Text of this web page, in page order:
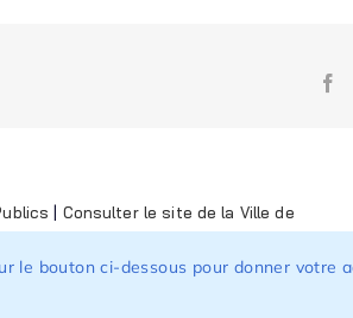
Consulter le site de la Ville de
le bouton ci-dessous pour donner votre